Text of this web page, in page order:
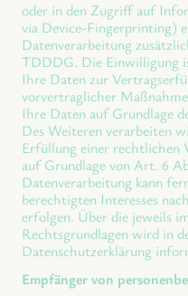
oder in den Zugriff auf
via Device-Fingerprinting)
Datenverarbeitung
TDDDG. Die Einwilligung
Ihre Daten zur
vorvertraglicher
Ihre Daten auf Grundlage
Des Weiteren verarbeiten
Erfüllung einer
auf Grundlage von Art. 6
Datenverarbeitung kann
berechtigten Interesses
erfolgen. Über die jeweils
Rechtsgrundlagen wird in
Datenschutzerklärung
Empfänger von